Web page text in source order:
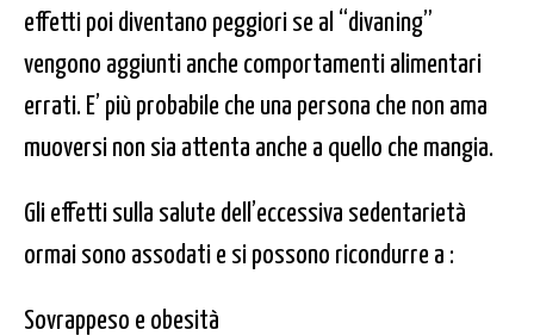
effetti poi diventano peggiori se al “divaning”
vengono aggiunti anche comportamenti alimentari
errati. E’ più probabile che una persona che non ama
muoversi non sia attenta anche a quello che mangia.
Gli effetti sulla salute dell’eccessiva sedentarietà
ormai sono assodati e si possono ricondurre a :
Sovrappeso e obesità